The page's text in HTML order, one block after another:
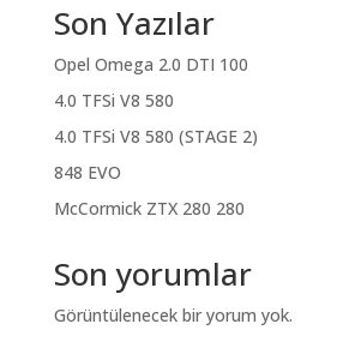
Son Yazılar
Opel Omega 2.0 DTI 100
4.0 TFSi V8 580
4.0 TFSi V8 580 (STAGE 2)
848 EVO
McCormick ZTX 280 280
Son yorumlar
Görüntülenecek bir yorum yok.